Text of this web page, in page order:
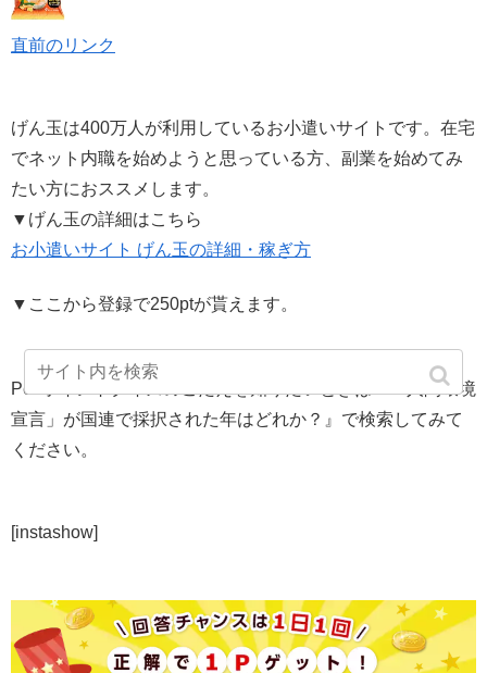
直前のリンク
げん玉は400万人が利用しているお小遣いサイトです。在宅
でネット内職を始めようと思っている方、副業を始めてみ
たい方におススメします。
▼げん玉の詳細はこちら
お小遣いサイト げん玉の詳細・稼ぎ方
▼ここから登録で250ptが貰えます。
Pexポイントクイズのこたえを知りたいときは『「人間環境
宣言」が国連で採択された年はどれか？』で検索してみて
ください。
[instashow]